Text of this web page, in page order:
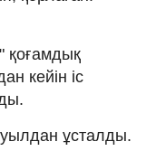
қоғамдық
кейін іс
ұсталды.